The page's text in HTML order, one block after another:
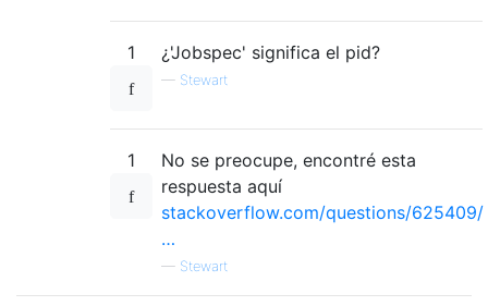
1 ¿'Jobspec' significa el pid?
— Stewart
1
No se preocupe, encontré esta
respuesta aquí
stackoverflow.com/questions/625409/
…
— Stewart